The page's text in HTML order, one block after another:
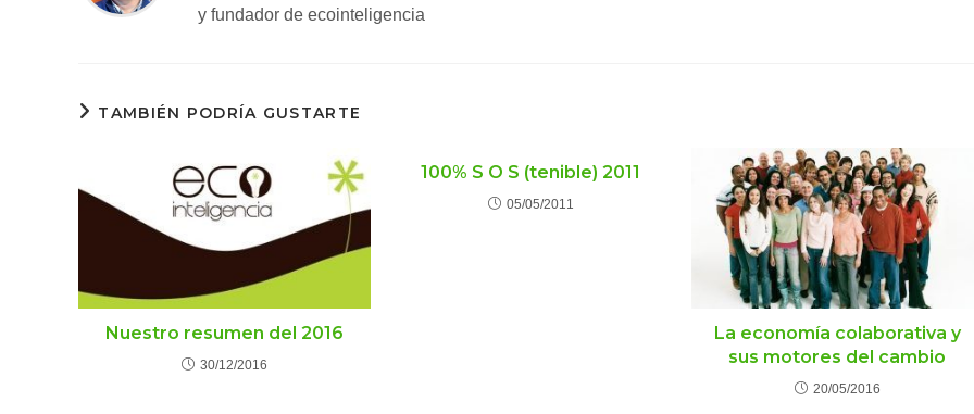
y fundador de ecointeligencia
TAMBIÉN PODRÍA GUSTARTE
Nuestro resumen del 2016
30/12/2016
100% S O S (tenible) 2011
05/05/2011
La economía colaborativa y
sus motores del cambio
20/05/2016